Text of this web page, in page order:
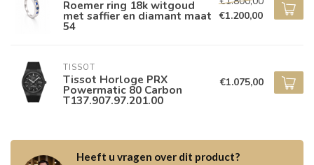
Roemer ring 18k witgoud
met saffier en diamant maat
54
€1.200,00
TISSOT
Tissot Horloge PRX
Powermatic 80 Carbon
T137.907.97.201.00
€1.075,00
Heeft u vragen over dit product?